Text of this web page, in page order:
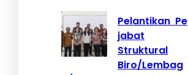
Pelantikan Pe
jabat
Struktural
Biro/Lembag